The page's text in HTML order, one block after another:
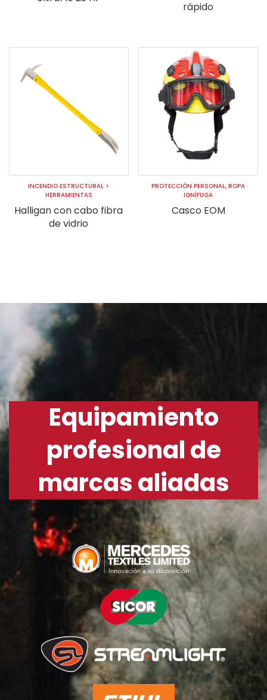
rápido
INCENDIO ESTRUCTURAL >
HERRAMIENTAS
Halligan con cabo fibra
de vidrio
PROTECCIÓN PERSONAL,ROPA
IGNÍFUGA
Casco EOM
Equipamiento
profesional de
marcas aliadas